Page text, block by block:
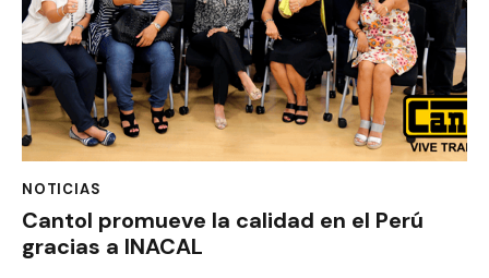
NOTICIAS
Cantol promueve la calidad en el Perú
gracias a INACAL